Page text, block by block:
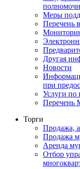
Меры
Перечень
Другая
Новости
при
Услуги по
Перечень
Торги
Продажа,
Продажа
Аренда
Отбор